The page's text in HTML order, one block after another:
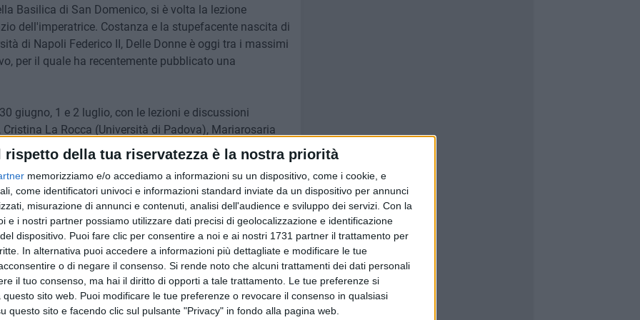
rispetto della tua riservatezza è la nostra priorità
memorizziamo e/o accediamo a informazioni su un dispositivo, come i cookie, e
come identificatori univoci e informazioni standard inviate da un dispositivo per annunci
misurazione di annunci e contenuti, analisi dell'audience e sviluppo dei servizi. Con la
e i nostri partner possiamo utilizzare dati precisi di geolocalizzazione e identificazione
dispositivo. Puoi fare clic per consentire a noi e ai nostri 1731 partner il trattamento per
In alternativa puoi accedere a informazioni più dettagliate e modificare le tue
o di negare il consenso. Si rende noto che alcuni trattamenti dei dati personali
il tuo consenso, ma hai il diritto di opporti a tale trattamento. Le tue preferenze si
sito web. Puoi modificare le tue preferenze o revocare il consenso in qualsiasi
questo sito e facendo clic sul pulsante "Privacy" in fondo alla pagina web.
Basilica di San Domenico, si è volta la lezione
dell'imperatrice. Costanza e la stupefacente nascita di
di Napoli Federico II, Delle Donne è oggi tra i massimi
per il quale ha recentemente pubblicato una
giugno, 1 e 2 luglio, con le lezioni e discussioni
La Rocca (Università di Padova), Mariarosaria
(Università di Foggia), Maria Galante (Università
Padova), Gemma Teresa Colesanti (Istituto di Scienze
(Hinstitut-Historique Allemand de Paris),
Longo (Istituto Storico Italiano per il Medioevo),
Victor Rivera Magos (Università Pegaso).
Università europee (Italia, Francia, Polonia,
alla sessualità, alla schiavitù, alla violenza sulle
di potere e ai linguaggi del potere regio in Europa.
sarà discutere come le categorie di genere